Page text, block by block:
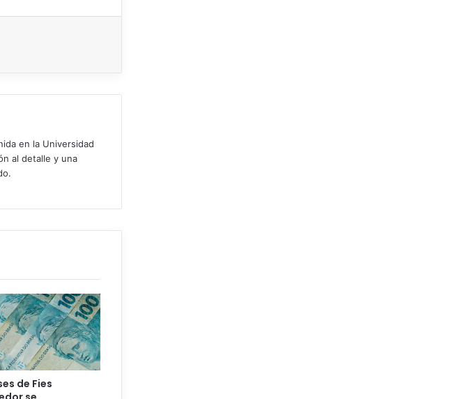
en la Universidad
al detalle y una
de Fies